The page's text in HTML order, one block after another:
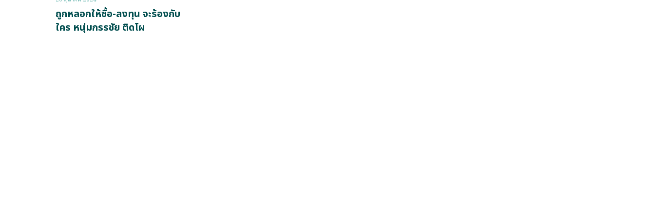
ถูกหลอกให้ซื้อ-ลงทุน จะร้องกับ
ใคร หนุ่มกรรชัย ติดโผ